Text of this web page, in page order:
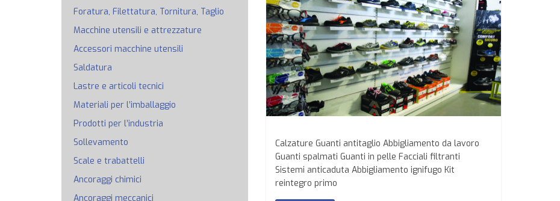
Calzature Guanti antitaglio Abbigliamento da lavoro
Guanti spalmati Guanti in pelle Facciali filtranti
Sistemi anticaduta Abbigliamento ignifugo Kit
reintegro primo
Foratura, Filettatura, Tornitura, Taglio
Macchine utensili e attrezzature
Accessori macchine utensili
Saldatura
Lastre e articoli tecnici
Materiali per l’imballaggio
Prodotti per l’industria
Sollevamento
Scale e trabattelli
Ancoraggi chimici
Ancoraggi meccanici